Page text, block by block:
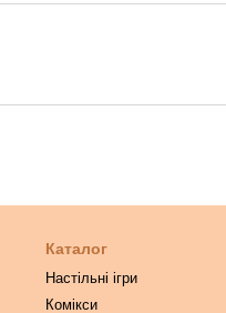
Каталог
Настільні ігри
Комікси